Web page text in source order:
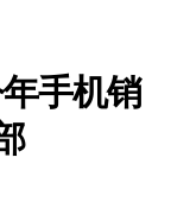
手机销